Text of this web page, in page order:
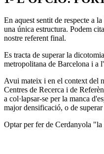
En aquest sentit de respecte a
una única estructura. Podem
nostre referent final.
Es tracta de superar la
metropolitana de Barcelona i a
Avui mateix i en el context del
Centres de Recerca i de
a col·lapsar-se per la manca
major densificació, o de
Optar per fer de Cerdanyola